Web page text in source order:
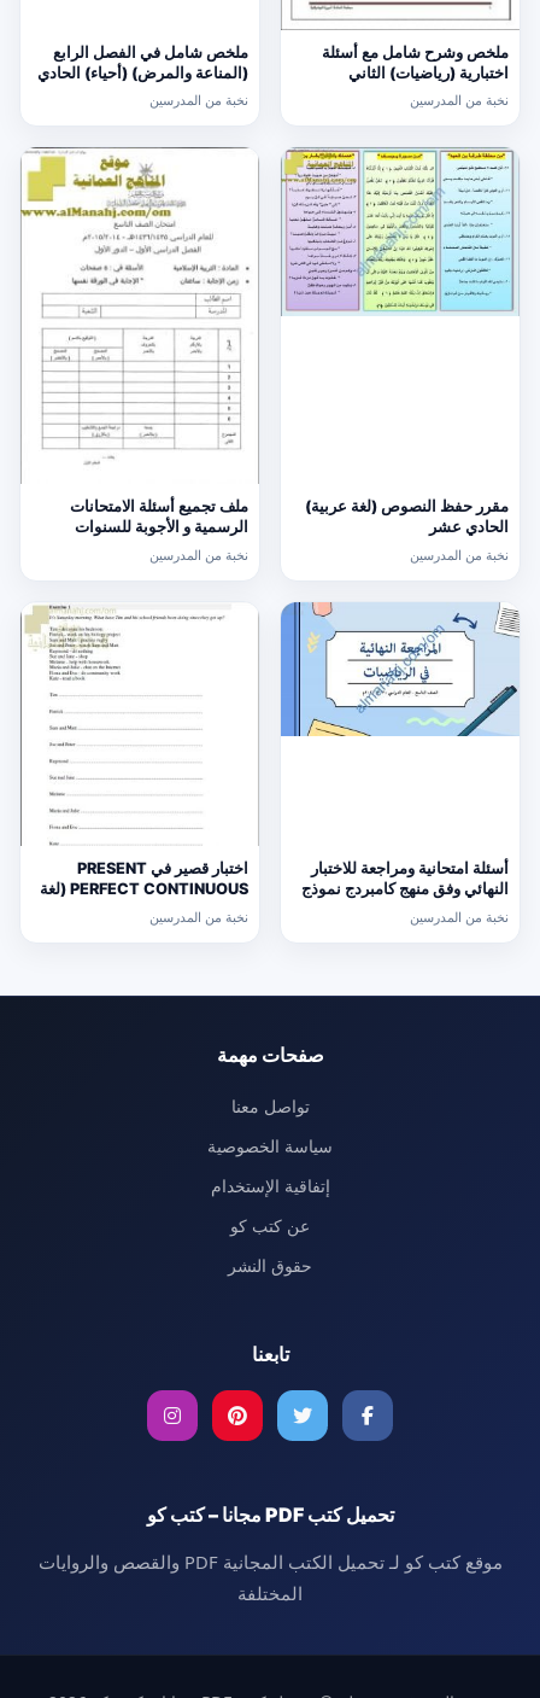
ملخص وشرح شامل مع أسئلة
اختبارية (رياضيات) الثاني
نخبة من المدرسين
ملخص شامل في الفصل الرابع
(المناعة والمرض) (أحياء) الحادي
نخبة من المدرسين
مقرر حفظ النصوص (لغة عربية)
الحادي عشر
نخبة من المدرسين
ملف تجميع أسئلة الامتحانات
الرسمية و الأجوبة للسنوات
السابقة الدور الأول (الامتحانات)
التاسع
نخبة من المدرسين
أسئلة امتحانية ومراجعة للاختبار
النهائي وفق منهج كامبردج نموذج
ثالث (رياضيات) التاسع
نخبة من المدرسين
اختبار قصير في PRESENT
PERFECT CONTINUOUS (لغة
انجليزية) حلقة ثانية
نخبة من المدرسين
صفحات مهمة
تواصل معنا
سياسة الخصوصية
إتفاقية الإستخدام
عن كتب كو
حقوق النشر
تابعنا
تحميل كتب PDF مجانا – كتب كو
موقع كتب كو لـ تحميل الكتب المجانية PDF والقصص والروايات
المختلفة